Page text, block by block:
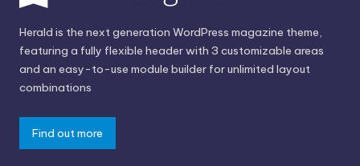
Herald is the next generation WordPress magazine theme,
featuring a fully flexible header with 3 customizable areas
and an easy-to-use module builder for unlimited layout
combinations
Find out more